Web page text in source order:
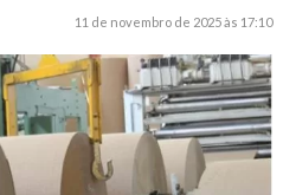
11 de novembro de 2025 às 17:10